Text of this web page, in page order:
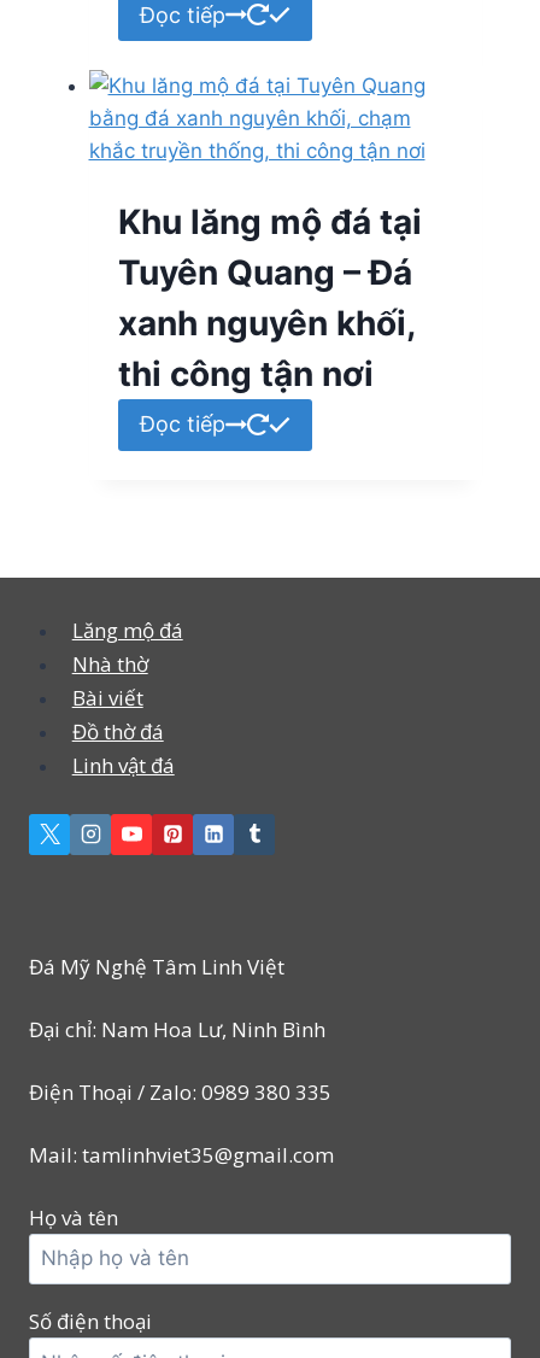
Đọc tiếp
Khu lăng mộ đá tại
Tuyên Quang – Đá
xanh nguyên khối,
thi công tận nơi
Đọc tiếp
Lăng mộ đá
Nhà thờ
Bài viết
Đồ thờ đá
Linh vật đá
Đá Mỹ Nghệ Tâm Linh Việt
Đại chỉ: Nam Hoa Lư, Ninh Bình
Điện Thoại / Zalo: 0989 380 335
Mail: tamlinhviet35@gmail.com
Họ và tên
Số điện thoại